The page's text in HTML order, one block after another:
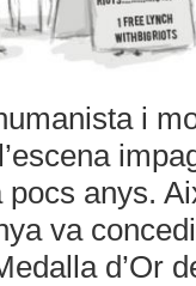
i
anys.
va
d’Or